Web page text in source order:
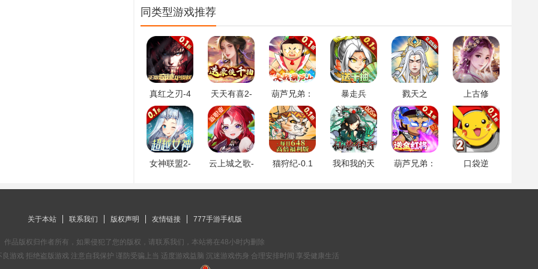
同类型游戏推荐
真红之刃-4
0.1折
天天有喜2-
葫芦兄弟：
妖-0.1永久
折扣
暴走兵
陆送千抽
戮天之
上古修
神归来
女神联盟2-
云上城之歌-
猫狩纪-0.1
我和我的天
葫芦兄弟：
全红将
口袋逆
关于本站 联系我们 版权声明 友情链接 777手游手机版
作品版权归作者所有，如果侵犯了您的版权，请联系我们，本站将在48小时内删除
游戏 拒绝盗版游戏 注意自我保护 谨防受骗上当 适度游戏益脑 沉迷游戏伤身 合理安排时间 享受健康生活